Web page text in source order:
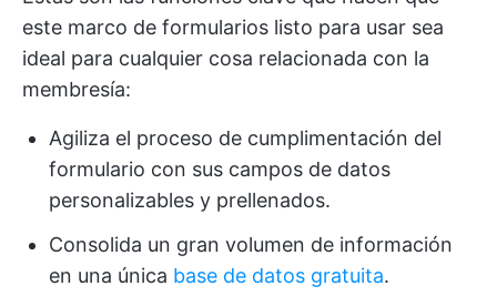
este marco de formularios listo para usar sea
ideal para cualquier cosa relacionada con la
membresía:
Agiliza el proceso de cumplimentación del
formulario con sus campos de datos
personalizables y prellenados.
Consolida un gran volumen de información
en una única base de datos gratuita.